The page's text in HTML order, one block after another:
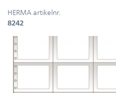
HERMA artikelnr.
8242